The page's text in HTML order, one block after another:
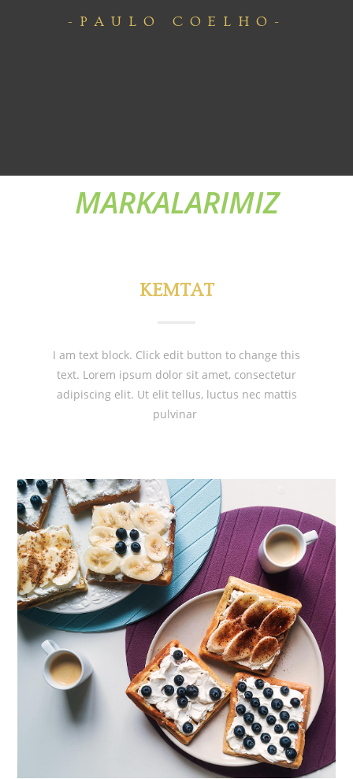
-PAULO COELHO-
MARKALARIMIZ
KEMTAT
I am text block. Click edit button to change this
text. Lorem ipsum dolor sit amet, consectetur
adipiscing elit. Ut elit tellus, luctus nec mattis
pulvinar